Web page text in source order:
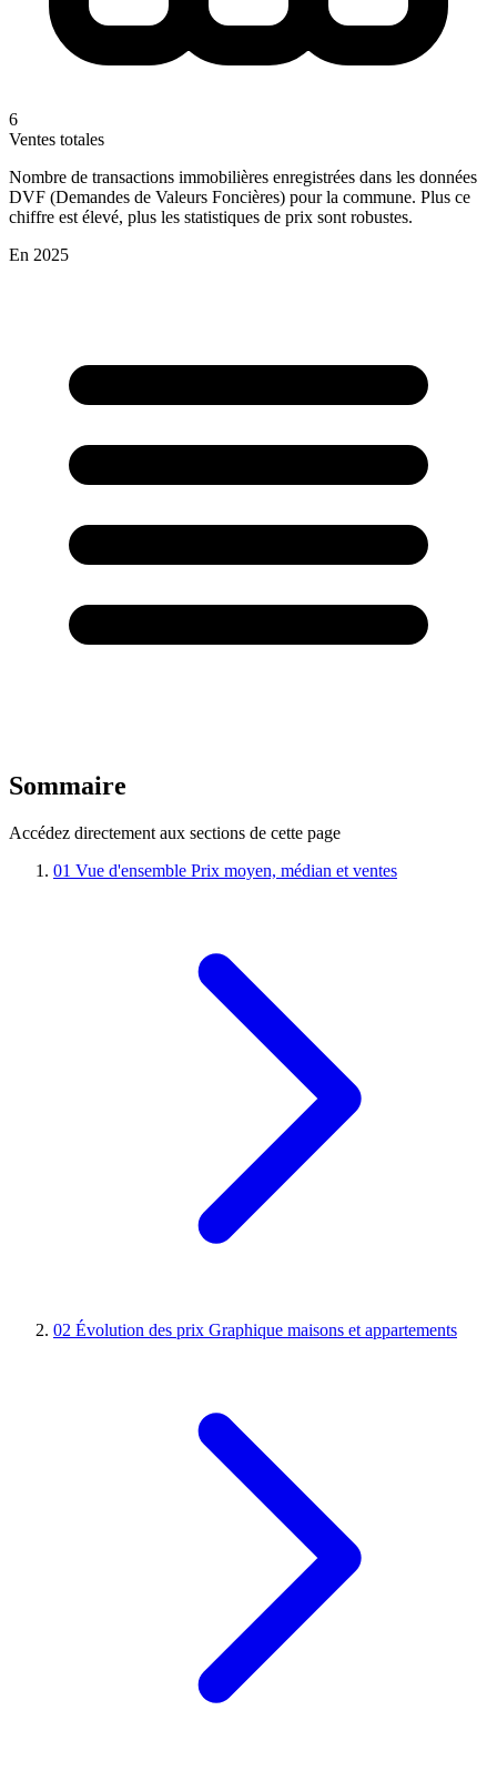
6
Ventes totales
Nombre de transactions immobilières enregistrées dans les données
DVF (Demandes de Valeurs Foncières) pour la commune. Plus ce
chiffre est élevé, plus les statistiques de prix sont robustes.
En 2025
Sommaire
Accédez directement aux sections de cette page
01 Vue d'ensemble Prix moyen, médian et ventes
02 Évolution des prix Graphique maisons et appartements